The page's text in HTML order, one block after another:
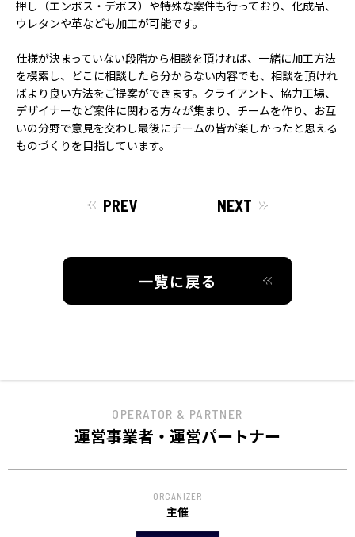
REPORT
活動紹介
ACCESS
アクセス
押し（エンボス・デボス）や特殊な案件も行っており、化成品、
ウレタンや革なども加工が可能です。
仕様が決まっていない段階から相談を頂ければ、一緒に加工方法
を模索し、どこに相談したら分からない内容でも、相談を頂けれ
ばより良い方法をご提案ができます。クライアント、協力工場、
デザイナーなど案件に関わる方々が集まり、チームを作り、お互
いの分野で意見を交わし最後にチームの皆が楽しかったと思える
ものづくりを目指しています。
PREV NEXT
一覧に戻る
OPERATOR & PARTNER
運営事業者・運営パートナー
ORGANIZER
主催